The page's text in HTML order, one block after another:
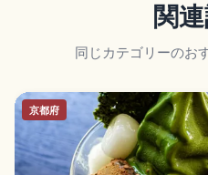
関
同じカテゴリーのお
京都府